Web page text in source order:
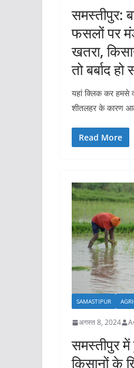
समस्तीपुर:
फसलों पर
खतरा,
तो बर्बाद
यहां क्लिक कर हमसे
शीतलहर के कारण
Read More
SAMASTIPUR
अगस्त 8, 2024
समस्तीपुर में
किसानों के